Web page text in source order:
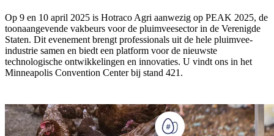
Op 9 en 10 april 2025 is Hotraco Agri aanwezig op PEAK 2025, de
toonaangevende vakbeurs voor de pluimveesector in de Verenigde
Staten. Dit evenement brengt professionals uit de hele pluimvee-
industrie samen en biedt een platform voor de nieuwste
technologische ontwikkelingen en innovaties. U vindt ons in het
Minneapolis Convention Center bij stand 421.